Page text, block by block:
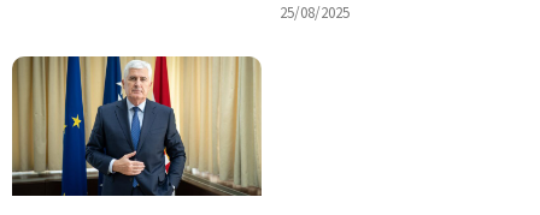
25/08/2025